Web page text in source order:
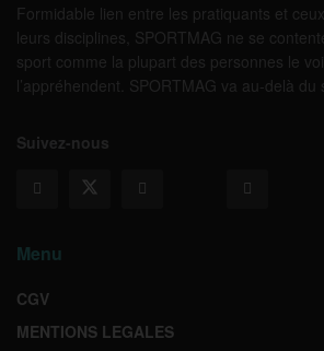
Formidable lien entre les pratiquants et
leurs disciplines, SPORTMAG ne se
sport comme la plupart des personnes le
l’appréhendent. SPORTMAG va au-delà du
Suivez-nous
Menu
CGV
MENTIONS LEGALES